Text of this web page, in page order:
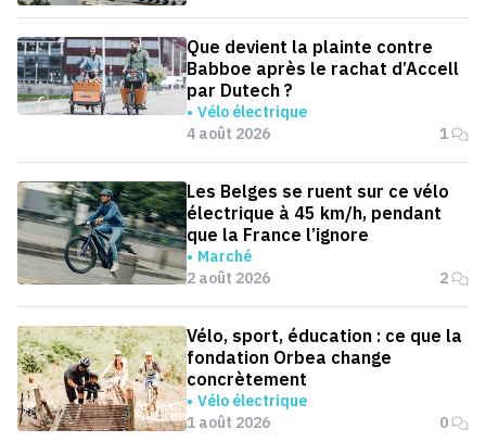
Que devient la plainte contre
Babboe après le rachat d’Accell
par Dutech ?
Vélo électrique
4 août 2026
1
Les Belges se ruent sur ce vélo
électrique à 45 km/h, pendant
que la France l’ignore
Marché
2 août 2026
2
Vélo, sport, éducation : ce que la
fondation Orbea change
concrètement
Vélo électrique
1 août 2026
0